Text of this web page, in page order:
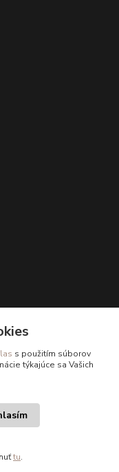
s použitím súborov
týkajúce sa Vašich
tu.